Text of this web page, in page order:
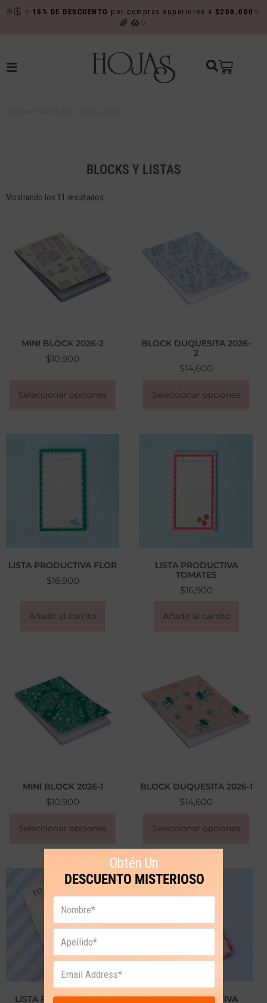
🌸 🗓️ ✨ 15% DE DESCUENTO por compras superiores a $200.000 ✨
🌈 😱✨
BLOCKS Y LISTAS
Mostrando los 11 resultados
MINI BLOCK 2026-2
$10,900
Seleccionar opciones
BLOCK DUQUESITA 2026-
2
$14,600
Seleccionar opciones
LISTA PRODUCTIVA FLOR
$16,900
Añadir al carrito
LISTA PRODUCTIVA
TOMATES
$16,900
Añadir al carrito
MINI BLOCK 2026-1
$10,900
Seleccionar opciones
BLOCK DUQUESITA 2026-1
$14,600
Seleccionar opciones
LISTA PRODUCTIVA EL
LISTA PRODUCTIVA
Obtén Un
DESCUENTO MISTERIOSO